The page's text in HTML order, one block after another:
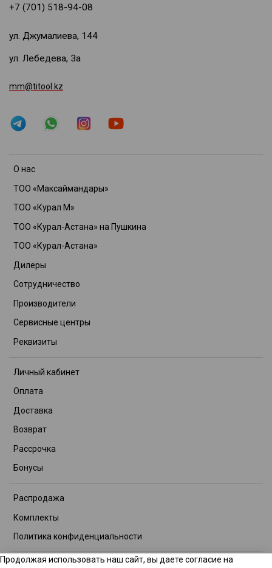
О нас
ТОО «Максаймандары»
ТОО «Курал М»
ТОО «Курал-Астана» на Пушкина
ТОО «Курал-Астана»
Дилеры
Сотрудничество
Производители
Сервисные центры
Реквизиты
Личный кабинет
Оплата
Доставка
Возврат
Рассрочка
Бонусы
Распродажа
Комплекты
Политика конфиденциальности
+7 (701) 518-94-08
ул. Джумалиева, 144
ул. Лебедева, 3а
mm@titool.kz
Продолжая использовать наш сайт, вы даете согласие на